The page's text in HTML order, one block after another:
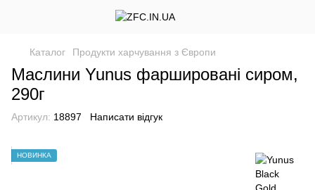
Каталог Продукти харчування з Європи
Маслини Yunus фаршировані сиром,
290г
Артикул: 18897 Написати відгук
НОВИНКА